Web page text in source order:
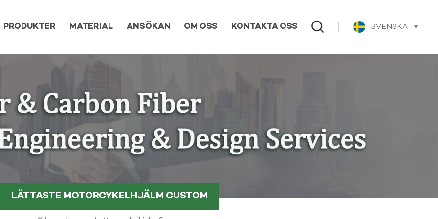
PRODUKTER MATERIAL ANSÖKAN OM OSS KONTAKTA OSS SVENSKA
LÄTTASTE MOTORCYKELHJÄLM CUSTOM